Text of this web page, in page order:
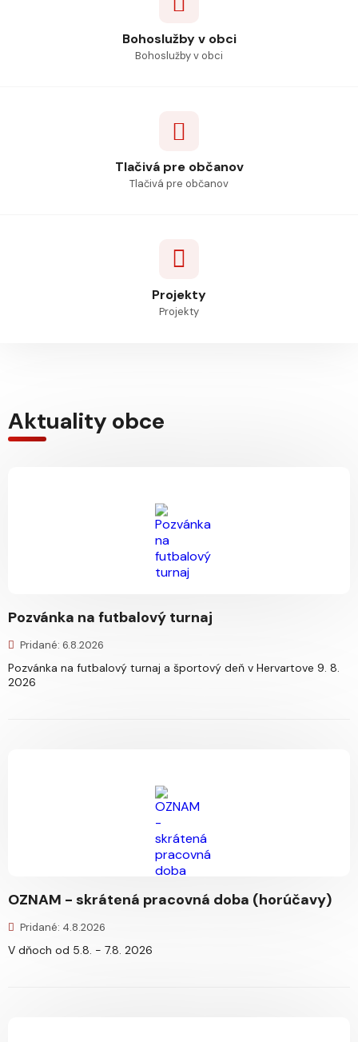
Bohoslužby v obci
Bohoslužby v obci
Tlačivá pre občanov
Tlačivá pre občanov
Projekty
Projekty
Aktuality obce
Pozvánka na futbalový turnaj
Pridané: 6.8.2026
Pozvánka na futbalový turnaj a športový deň v Hervartove 9. 8.
2026
OZNAM - skrátená pracovná doba (horúčavy)
Pridané: 4.8.2026
V dňoch od 5.8. - 7.8. 2026